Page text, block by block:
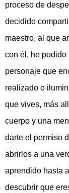
proceso de
decidido
maestro, al que
con él, he podido
personaje que
realizado o
que vives, más
cuerpo y una
darte el permiso
abrirlos a una
aprendido hasta
descubrir que